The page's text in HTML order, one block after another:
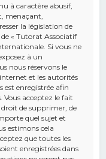
à caractère abusif,
menaçant,
la législation de
« Tutorat Associatif
Si vous ne
à un
nous réservons le
et les autorités
est enregistrée afin
Vous acceptez le fait
droit de supprimer, de
quel sujet et
estimons cela
que toutes les
enregistrées dans